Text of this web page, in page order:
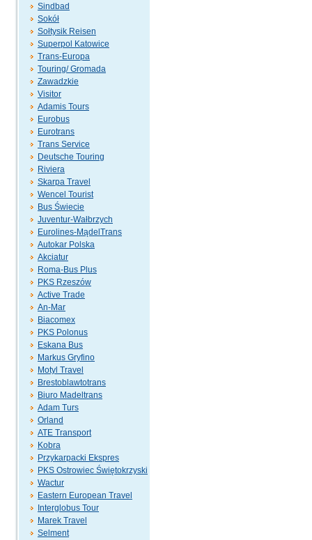
Sindbad
Sokół
Sołtysik Reisen
Superpol Katowice
Trans-Europa
Touring/ Gromada
Zawadzkie
Visitor
Adamis Tours
Eurobus
Eurotrans
Trans Service
Deutsche Touring
Riviera
Skarpa Travel
Wencel Tourist
Bus Świecie
Juventur-Wałbrzych
Eurolines-MądelTrans
Autokar Polska
Akciatur
Roma-Bus Plus
PKS Rzeszów
Active Trade
An-Mar
Biacomex
PKS Polonus
Eskana Bus
Markus Gryfino
Motyl Travel
Brestoblawtotrans
Biuro Madeltrans
Adam Turs
Orland
ATE Transport
Kobra
Przykarpacki Ekspres
PKS Ostrowiec Świętokrzyski
Wactur
Eastern European Travel
Interglobus Tour
Marek Travel
Selment